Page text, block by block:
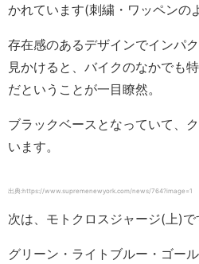
かれています(刺繍・ワッペンの
存在感のあるデザインでインパ
見かけると、バイクのなかでも
だということが一目瞭然。
ブラックベースとなっていて、
います。
出典:https://www.supremenewyork.com/news/764?image=1
次は、モトクロスジャージ(上)で
グリーン・ライトブルー・ゴー